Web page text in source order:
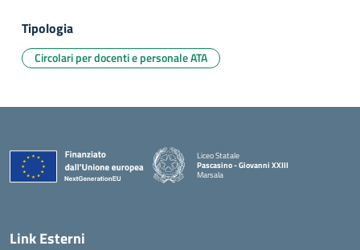
Tipologia
Circolari per docenti e personale ATA
Liceo Statale
Pascasino - Giovanni XXIII
Marsala
Link Esterni